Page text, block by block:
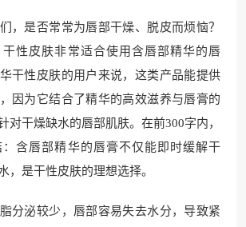
，是否常常为唇部干燥、脱皮而烦恼？
性皮肤非常适合使用含唇部精华的唇
干性皮肤的用户来说，这类产品能提供
因为它结合了精华的高效滋养与唇膏的
对干燥缺水的唇部肌肤。在前300字内，
含唇部精华的唇膏不仅能即时缓解干
，是干性皮肤的理想选择。
分泌较少，唇部容易失去水分，导致紧